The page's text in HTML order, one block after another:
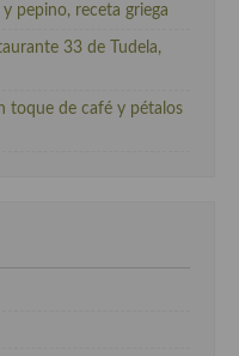
pepino, receta griega
33 de Tudela,
toque de café y pétalos